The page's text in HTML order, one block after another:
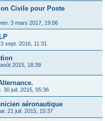
Civile pour Poste
3 mars 2017, 19:06
sept. 2016, 11:31
2015, 18:39
30 juil. 2015, 05:36
aéronautique
21 juil. 2015, 15:37